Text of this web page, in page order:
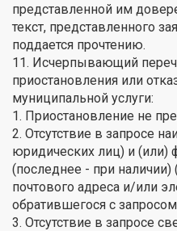
представленной им
текст, представленного
поддается прочтению.
11. Исчерпывающий
приостановления или
муниципальной услуги:
1. Приостановление не
2. Отсутствие в запросе
юридических лиц) и (или)
(последнее - при наличии)
почтового адреса и/или
обратившегося с
3. Отсутствие в запросе